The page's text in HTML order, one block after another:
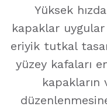
Yüksek
kapaklar uygular
eriyik tutkal
yüzey kafaları
kapakların